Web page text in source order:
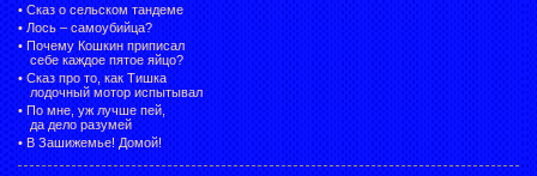
• Сказ о сельском тандеме
• Лось – самоубийца?
• Почему Кошкин приписал
себе каждое пятое яйцо?
• Сказ про то, как Тишка
лодочный мотор испытывал
• По мне, уж лучше пей,
да дело разумей
• В Зашижемье! Домой!